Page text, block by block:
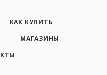
КАК КУПИТЬ
МАГАЗИНЫ